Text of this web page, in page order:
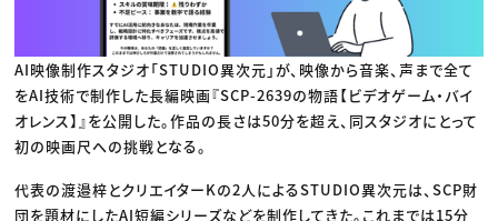
AI映像制作スタジオ「STUDIO異次元」が、映像から音楽、声まで全て
をAI技術で制作した長編映画『SCP-2639の物語【ビデオゲーム・バイ
オレンス】』を公開した。作品の長さは50分を超え、同スタジオにとって
初の映画尺への挑戦となる。
代表の渡邉梓とクリエイターKの2人によるSTUDIO異次元は、SCP財
団を題材にしたAI短編シリーズなどを制作してきた。これまでは15分